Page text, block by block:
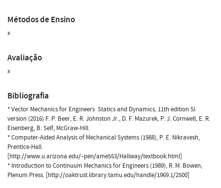
Métodos de Ensino
x
Avaliação
x
Bibliografia
* Vector Mechanics for Engineers  Statics and Dynamics, 11th edition SI
version (2016) F. P. Beer, E. R. Johnston Jr., D. F. Mazurek, P. J. Cornwell, E. R.
Eisenberg, B. Self, McGraw-Hill.
* Computer-Aided Analysis of Mechanical Systems (1988), P. E. Nikravesh,
Prentice-Hall.
[http://www.u.arizona.edu/~pen/ame553/Hallway/textbook.html]
* Introduction to Continuum Mechanics for Engineers (1989), R. M. Bowen,
Plenum Press. [http://oaktrust.library.tamu.edu/handle/1969.1/2500]